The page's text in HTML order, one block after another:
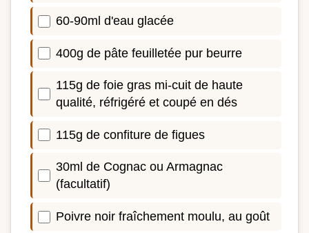
60-90ml d'eau glacée
400g de pâte feuilletée pur beurre
115g de foie gras mi-cuit de haute
qualité, réfrigéré et coupé en dés
115g de confiture de figues
30ml de Cognac ou Armagnac
(facultatif)
Poivre noir fraîchement moulu, au goût